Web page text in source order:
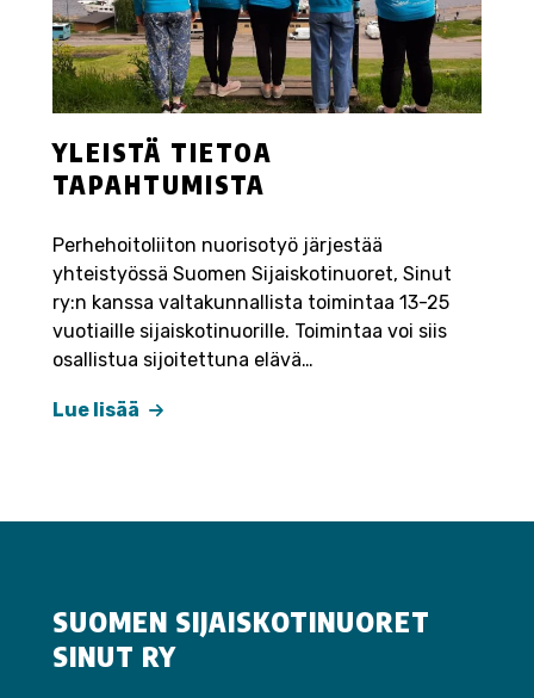
YLEISTÄ TIETOA
TAPAHTUMISTA
Perhehoitoliiton nuorisotyö järjestää
yhteistyössä Suomen Sijaiskotinuoret, Sinut
ry:n kanssa valtakunnallista toimintaa 13-25
vuotiaille sijaiskotinuorille. Toimintaa voi siis
osallistua sijoitettuna elävä…
Lue lisää
SUOMEN SIJAISKOTINUORET
SINUT RY